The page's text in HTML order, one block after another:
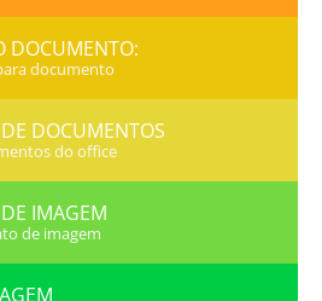
DOCUMENTO:
documento
DOCUMENTOS
do office
IMAGEM
de imagem